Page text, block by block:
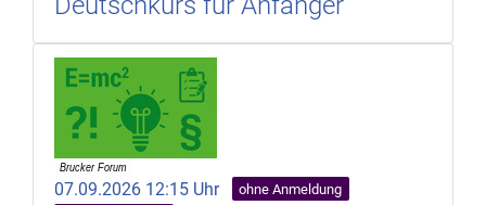
07.09.2026 12:15 Uhr
ohne Anmeldung